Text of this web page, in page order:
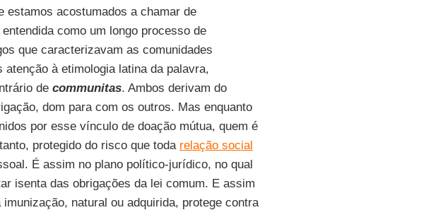
estamos acostumados a chamar de
como um longo processo de
que caracterizavam as comunidades
à etimologia latina da palavra,
de communitas. Ambos derivam do
dom para com os outros. Mas enquanto
por esse vínculo de doação mútua, quem é
protegido do risco que toda relação social
É assim no plano político-jurídico, no qual
isenta das obrigações da lei comum. E assim
natural ou adquirida, protege contra